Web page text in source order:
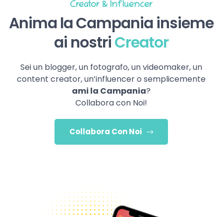
Creator & Influencer
Anima la Campania insieme
ai nostriCreator
Sei un blogger, un fotografo, un videomaker, un
content creator, un’influencer o semplicemente
ami la Campania?
Collabora con Noi!
Collabora Con Noi